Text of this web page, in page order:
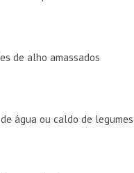
de alho amassados
água ou caldo de